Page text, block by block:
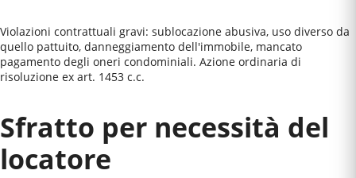
Violazioni contrattuali gravi: sublocazione abusiva, uso diverso da
quello pattuito, danneggiamento dell'immobile, mancato
pagamento degli oneri condominiali. Azione ordinaria di
risoluzione ex art. 1453 c.c.
Sfratto per necessità del
locatore